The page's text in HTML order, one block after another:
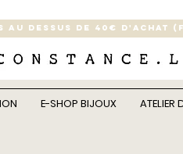
AU DESSUS DE 40€
E-SHOP BIJOUX ATELIER